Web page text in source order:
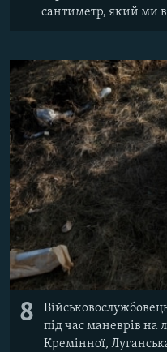
сантиметр, який ми
8
під час маневрів на
Кремінної,